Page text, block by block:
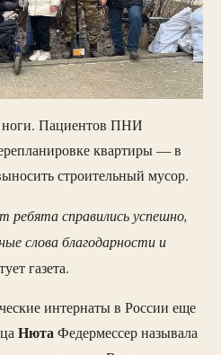
ноги. Пациентов ПНИ
квартиры — в
строительный мусор.
справились успешно,
слова благодарности и
газета.
интернаты в России еще
НютаФедермессер называла